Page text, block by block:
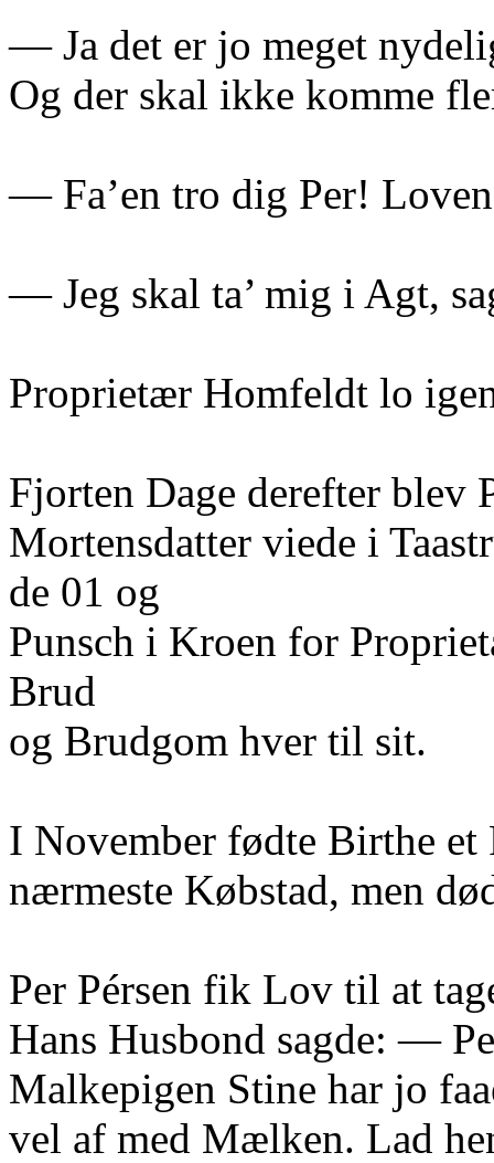
— Ja det er jo meget
Og der skal ikke komme
— Fa’en tro dig Per!
— Jeg skal ta’ mig i Agt,
Proprietær Homfeldt lo
Fjorten Dage derefter blev
Mortensdatter viede i
de 01 og
Punsch i Kroen for
Brud
og Brudgom hver til sit.
I November fødte Birthe et
nærmeste Købstad, men
Per Pérsen fik Lov til at
Hans Husbond sagde: —
Malkepigen Stine har jo
vel af med Mælken. Lad